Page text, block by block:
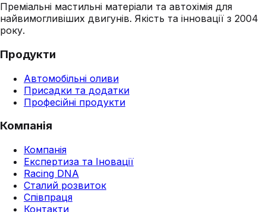
Преміальні мастильні матеріали та автохімія для
найвимогливіших двигунів. Якість та інновації з 2004
року.
Продукти
Автомобільні оливи
Присадки та додатки
Професійні продукти
Компанія
Компанія
Експертиза та Іновації
Racing DNA
Сталий розвиток
Співпраця
Контакти